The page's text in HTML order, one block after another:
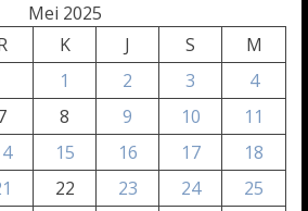
Mei 2025
K J S
M
1
2 3
4
8 9 10
11
15 16 17
18
22 23 24
25